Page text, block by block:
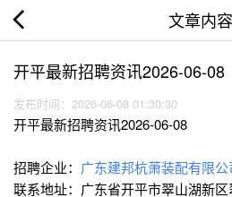
文章内容
开平最新招聘资讯2026-06-08
发布时间：2026-06-08 01:30:30
开平最新招聘资讯2026-06-08
招聘企业： 广东建邦杭萧装配有限公
联系地址：广东省开平市翠山湖新